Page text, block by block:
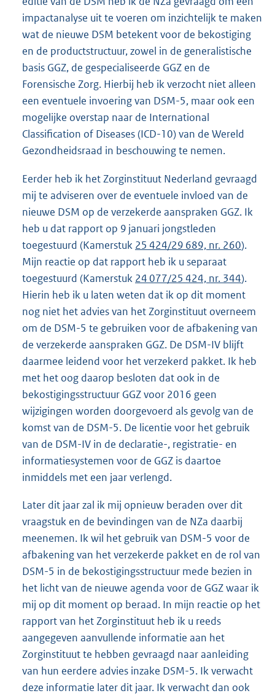
impactanalyse uit te voeren om inzichtelijk te maken
wat de nieuwe DSM betekent voor de bekostiging
en de productstructuur, zowel in de generalistische
basis GGZ, de gespecialiseerde GGZ en de
Forensische Zorg. Hierbij heb ik verzocht niet alleen
een eventuele invoering van DSM-5, maar ook een
mogelijke overstap naar de International
Classification of Diseases (ICD-10) van de Wereld
Gezondheidsraad in beschouwing te nemen.
Eerder heb ik het Zorginstituut Nederland gevraagd
mij te adviseren over de eventuele invloed van de
nieuwe DSM op de verzekerde aanspraken GGZ. Ik
heb u dat rapport op 9 januari jongstleden
toegestuurd (Kamerstuk 25 424/29 689, nr. 260).
Mijn reactie op dat rapport heb ik u separaat
toegestuurd (Kamerstuk 24 077/25 424, nr. 344).
Hierin heb ik u laten weten dat ik op dit moment
nog niet het advies van het Zorginstituut overneem
om de DSM-5 te gebruiken voor de afbakening van
de verzekerde aanspraken GGZ. De DSM-IV blijft
daarmee leidend voor het verzekerd pakket. Ik heb
met het oog daarop besloten dat ook in de
bekostigingsstructuur GGZ voor 2016 geen
wijzigingen worden doorgevoerd als gevolg van de
komst van de DSM-5. De licentie voor het gebruik
van de DSM-IV in de declaratie-, registratie- en
informatiesystemen voor de GGZ is daartoe
inmiddels met een jaar verlengd.
Later dit jaar zal ik mij opnieuw beraden over dit
vraagstuk en de bevindingen van de NZa daarbij
meenemen. Ik wil het gebruik van DSM-5 voor de
afbakening van het verzekerde pakket en de rol van
DSM-5 in de bekostigingsstructuur mede bezien in
het licht van de nieuwe agenda voor de GGZ waar ik
mij op dit moment op beraad. In mijn reactie op het
rapport van het Zorginstituut heb ik u reeds
aangegeven aanvullende informatie aan het
Zorginstituut te hebben gevraagd naar aanleiding
van hun eerdere advies inzake DSM-5. Ik verwacht
deze informatie later dit jaar. Ik verwacht dan ook